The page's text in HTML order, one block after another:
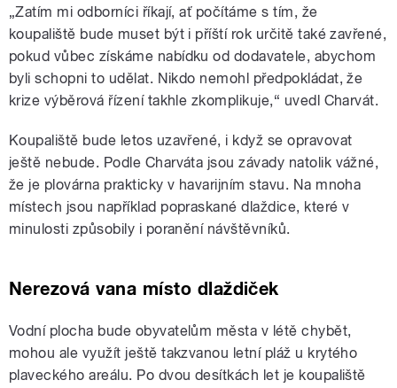
„Zatím mi odborníci říkají, ať počítáme s tím, že
koupaliště bude muset být i příští rok určitě také zavřené,
pokud vůbec získáme nabídku od dodavatele, abychom
byli schopni to udělat. Nikdo nemohl předpokládat, že
krize výběrová řízení takhle zkomplikuje,“ uvedl Charvát.
Koupaliště bude letos uzavřené, i když se opravovat
ještě nebude. Podle Charváta jsou závady natolik vážné,
že je plovárna prakticky v havarijním stavu. Na mnoha
místech jsou například popraskané dlaždice, které v
minulosti způsobily i poranění návštěvníků.
Nerezová vana místo dlaždiček
Vodní plocha bude obyvatelům města v létě chybět,
mohou ale využít ještě takzvanou letní pláž u krytého
plaveckého areálu. Po dvou desítkách let je koupaliště